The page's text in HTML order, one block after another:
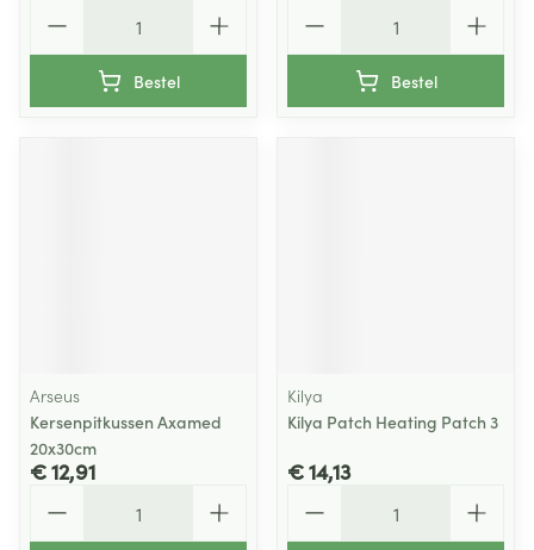
Bestel Bestel
Arseus
Kersenpitkussen Axamed
20x30cm
€ 12,91
Kilya
Kilya Patch Heating Patch 3
€ 14,13